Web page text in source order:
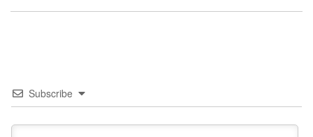
Subscribe